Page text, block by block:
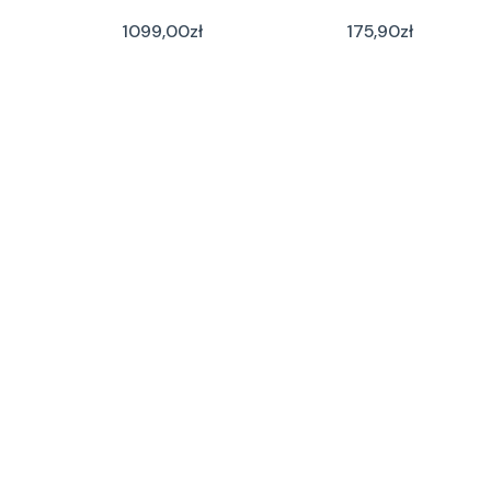
1099,00zł 175,90zł